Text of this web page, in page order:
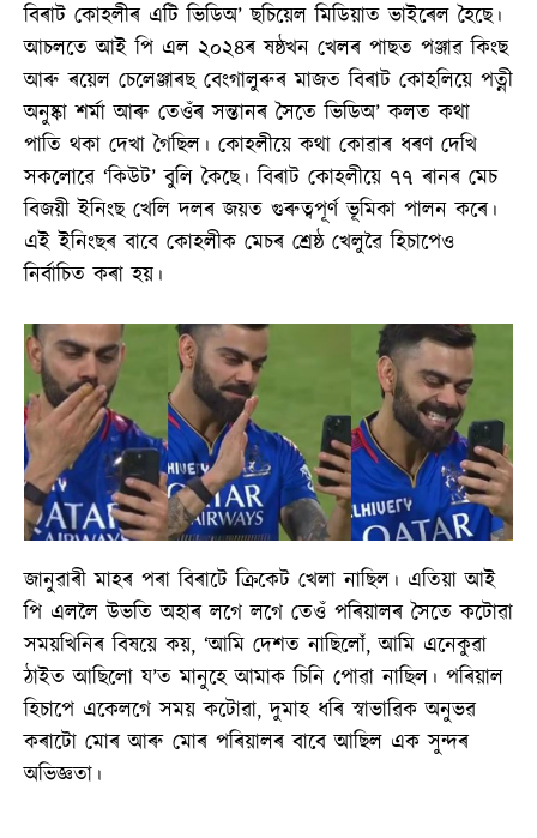
বিৰাট কোহলীৰ এটি ভিডিঅ’ ছচিয়েল মিডিয়াত ভাইৰেল হৈছে।
আচলতে আই পি এল ২০২৪ৰ ষষ্ঠখন খেলৰ পাছত পঞ্জাৱ কিংছ
আৰু ৰয়েল চেলেঞ্জাৰছ বেংগালুৰুৰ মাজত বিৰাট কোহলিয়ে পত্নী
অনুষ্কা শৰ্মা আৰু তেওঁৰ সন্তানৰ সৈতে ভিডিঅ’ কলত কথা
পাতি থকা দেখা গৈছিল। কোহলীয়ে কথা কোৱাৰ ধৰণ দেখি
সকলোৱে ‘কিউট’ বুলি কৈছে। বিৰাট কোহলীয়ে ৭৭ ৰানৰ মেচ
বিজয়ী ইনিংছ খেলি দলৰ জয়ত গুৰুত্বপূৰ্ণ ভূমিকা পালন কৰে।
এই ইনিংছৰ বাবে কোহলীক মেচৰ শ্ৰেষ্ঠ খেলুৱৈ হিচাপেও
নিৰ্বাচিত কৰা হয়।
জানুৱাৰী মাহৰ পৰা বিৰাটে ক্ৰিকেট খেলা নাছিল। এতিয়া আই
পি এললৈ উভতি অহাৰ লগে লগে তেওঁ পৰিয়ালৰ সৈতে কটোৱা
সময়খিনিৰ বিষয়ে কয়, ‘আমি দেশত নাছিলোঁ, আমি এনেকুৱা
ঠাইত আছিলো য’ত মানুহে আমাক চিনি পোৱা নাছিল। পৰিয়াল
হিচাপে একেলগে সময় কটোৱা, দুমাহ ধৰি স্বাভাৱিক অনুভৱ
কৰাটো মোৰ আৰু মোৰ পৰিয়ালৰ বাবে আছিল এক সুন্দৰ
অভিজ্ঞতা।